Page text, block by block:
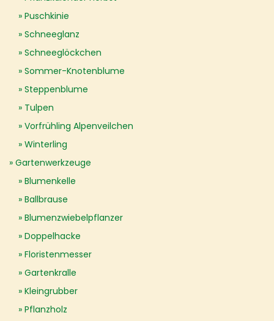
Puschkinie
Schneeglanz
Schneeglöckchen
Sommer-Knotenblume
Steppenblume
Tulpen
Vorfrühling Alpenveilchen
Winterling
Gartenwerkzeuge
Blumenkelle
Ballbrause
Blumenzwiebelpflanzer
Doppelhacke
Floristenmesser
Gartenkralle
Kleingrubber
Pflanzholz